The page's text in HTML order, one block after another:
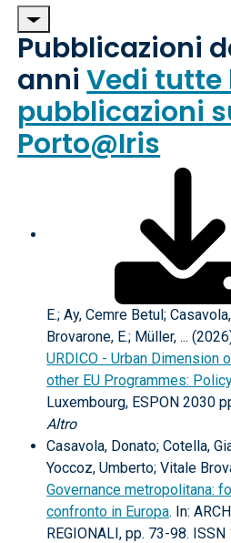
Pubblicazioni
anniVedi tutte
pubblicazioni
Porto@Iris
E.; Ay, Cemre Betul;
Brovarone, E.; Müller, ...
URDICO - Urban Dimension
other EU Programmes:
Luxembourg, ESPON 2030
Altro
Casavola, Donato; Cotella,
Yoccoz, Umberto; Vitale
Governance metropolitana:
confronto in Europa. In:
REGIONALI, pp. 73-98.